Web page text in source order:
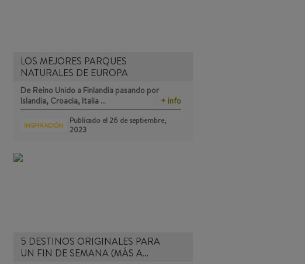
LOS MEJORES PARQUES
NATURALES DE EUROPA
De Reino Unido a Finlandia pasando por
Islandia, Croacia, Italia …
+ info
INSPIRACIÓN Publicado el 26 de septiembre,
2023
5 DESTINOS ORIGINALES PARA
UN FIN DE SEMANA (MÁS A…